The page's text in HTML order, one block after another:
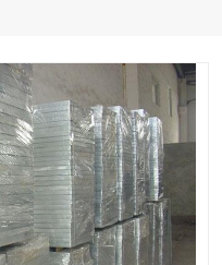
水沟盖板
钢格栅
钢格板
复合钢格板